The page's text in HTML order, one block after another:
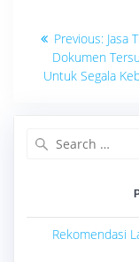
Navigasi
pos
Previous:
post:
Jasa
Dokumen
Untuk Segala
Rekomendasi